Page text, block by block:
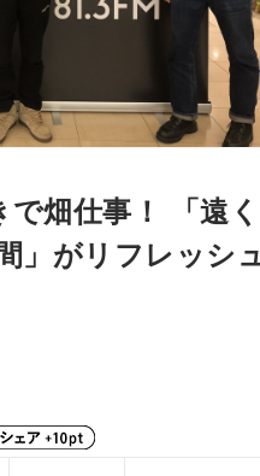
で畑仕事！ 「遠く
」がリフレッシ